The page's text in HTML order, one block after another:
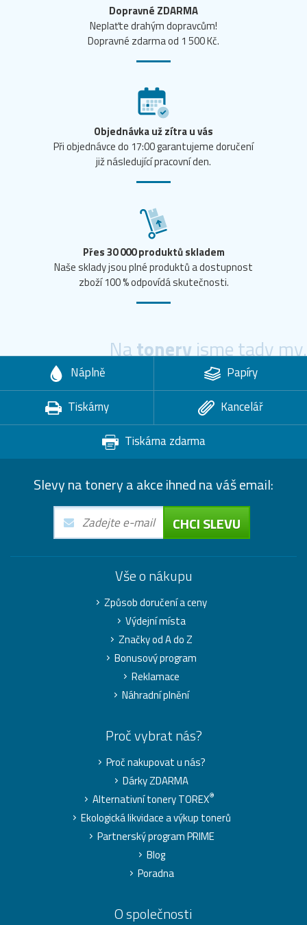
Dopravné ZDARMA
Neplaťte drahým dopravcům!
Dopravné zdarma od 1 500 Kč.
Objednávka už zítra u vás
Při objednávce do 17:00 garantujeme doručení
již následující pracovní den.
Přes 30 000 produktů skladem
Naše sklady jsou plné produktů a dostupnost
zboží 100 % odpovídá skutečnosti.
Natoneryjsme tady my.
Náplně
Papíry
Tiskárny
Kancelář
Tiskárna zdarma
Slevy na tonery a akce ihned na váš email:
CHCI SLEVU
Vše o nákupu
Způsob doručení a ceny
Výdejní místa
Značky od A do Z
Bonusový program
Reklamace
Náhradní plnění
Proč vybrat nás?
Proč nakupovat u nás?
Dárky ZDARMA
Alternativní tonery TOREX®
Ekologická likvidace a výkup tonerů
Partnerský program PRIME
Blog
Poradna
O společnosti